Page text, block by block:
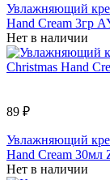
Увлажняющий
Hand Cream 3гр
Нет в наличии
89 ₽
Увлажняющий
Hand Cream 30мл
Нет в наличии